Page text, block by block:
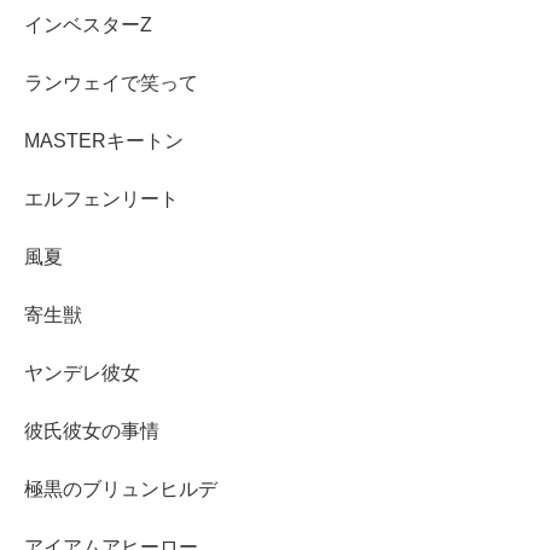
インベスターZ
ランウェイで笑って
MASTERキートン
エルフェンリート
風夏
寄生獣
ヤンデレ彼女
彼氏彼女の事情
極黒のブリュンヒルデ